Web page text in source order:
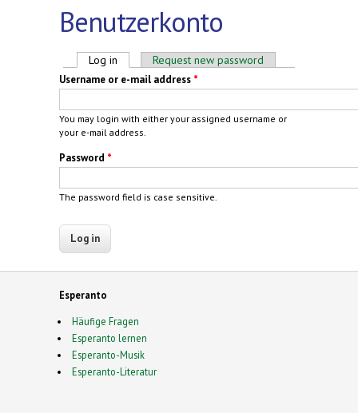
Benutzerkonto
Primary tabs
Log in (active tab)Request new password
Username or e-mail address *
You may login with either your assigned username or
your e-mail address.
Password *
The password field is case sensitive.
Esperanto
Häufige Fragen
Esperanto lernen
Esperanto-Musik
Esperanto-Literatur